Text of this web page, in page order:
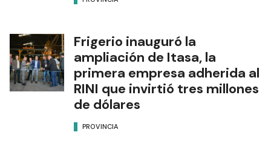
Frigerio inauguró la
ampliación de Itasa, la
primera empresa adherida al
RINI que invirtió tres millones
de dólares
PROVINCIA